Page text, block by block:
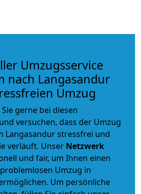
Umzugsservice
nach Langasandur
Umzug
gerne bei diesen
versuchen, dass der Umzug
Langasandur stressfrei und
verläuft. Unser Netzwerk
und fair, um Ihnen einen
Umzug in
Um persönliche